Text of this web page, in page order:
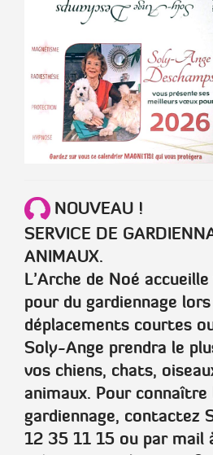
NOUVEAU !
SERVICE DE
ANIMAUX.
L’Arche de Noé
pour du gardiennage
déplacements courtes
Soly-Ange prendra le
vos chiens, chats,
animaux. Pour
gardiennage, contactez
12 35 11 15 ou par mail